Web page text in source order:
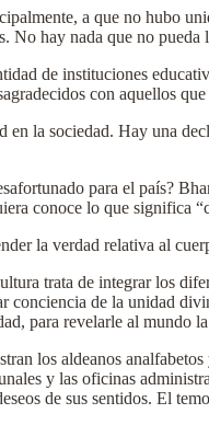
a que no hubo
No hay nada que no
de instituciones
con aquellos
en la sociedad. Hay una
para el país?
conoce lo que significa
la verdad relativa al
trata de integrar los
conciencia de la unidad
para revelarle al mundo
los aldeanos
y las oficinas
de sus sentidos. El